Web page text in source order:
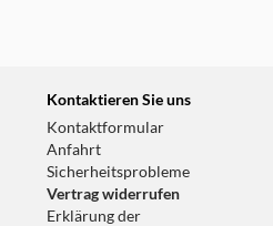
Kontaktieren Sie uns
Kontaktformular
Anfahrt
Sicherheitsprobleme
Vertrag widerrufen
Erklärung der